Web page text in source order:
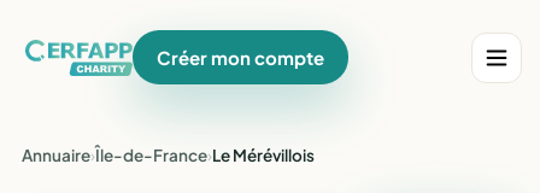
Créer mon compte
Annuaire›Île-de-France›Le Mérévillois